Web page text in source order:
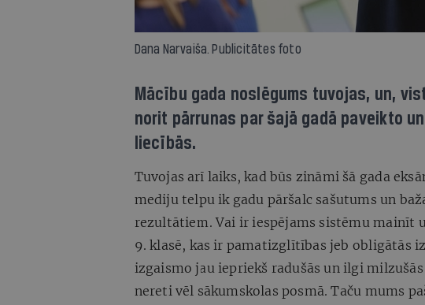
Dana Narvaiša. Publicitātes foto
Mācību gada noslēgums tuvojas, un,
norit pārrunas par šajā gadā paveikto
liecībās.
Tuvojas arī laiks, kad būs zināmi šā gada
mediju telpu ik gadu pāršalc sašutums un
rezultātiem. Vai ir iespējams sistēmu mainīt
9. klasē, kas ir pamatizglītības jeb obligātās
izgaismo jau iepriekš radušās un ilgi
nereti vēl sākumskolas posmā. Taču mums